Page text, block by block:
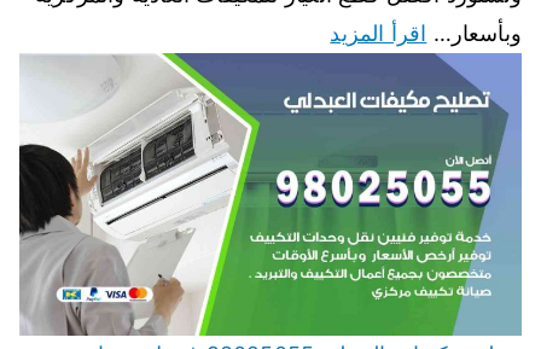
وبأسعار… اقرأ المزيد